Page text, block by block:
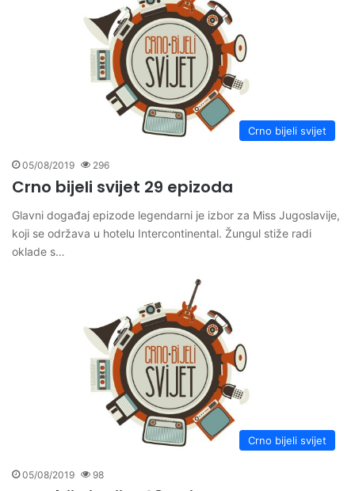
Crno bijeli svijet
05/08/2019 296
Crno bijeli svijet 29 epizoda
Glavni događaj epizode legendarni je izbor za Miss Jugoslavije,
koji se održava u hotelu Intercontinental. Žungul stiže radi
oklade s…
Crno bijeli svijet
05/08/2019 98